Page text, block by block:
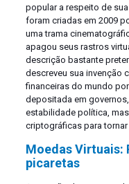
popular a respeito de
foram criadas em 2009
uma trama
apagou seus rastros
descrição bastante
descreveu sua invenção
financeiras do mundo
depositada em
estabilidade política,
criptográficas para tornar
Moedas Virtuais:
picaretas